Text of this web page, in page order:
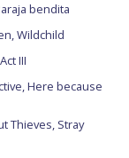
bendita
Wildchild
III
Here because
Thieves, Stray